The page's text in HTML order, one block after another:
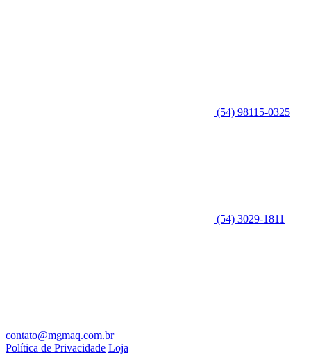
(54) 98115-0325
(54) 3029-1811
contato@mgmaq.com.br
Política de Privacidade Loja